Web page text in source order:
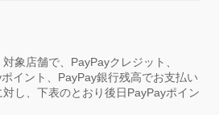
象店舗で、PayPayクレジット、
イント、PayPay銀行残高でお支払い
し、下表のとおり後日PayPayポイン